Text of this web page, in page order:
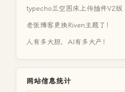
typecho兰空图床上传插件V2版
老张博客更换Riven主题了！
人有多大胆，AI有多大产！
网站信息统计